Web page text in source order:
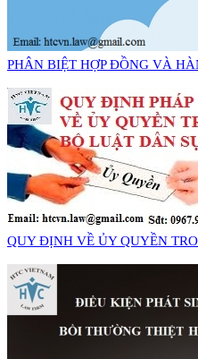
PHÂN BIỆT HỢP ĐỒNG VÀ
QUY ĐỊNH VỀ ỦY QUYỀN